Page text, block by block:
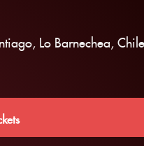
Lo Barnechea, Chile